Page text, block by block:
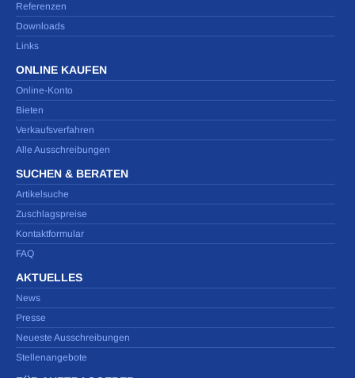
Referenzen
Downloads
Links
ONLINE KAUFEN
Online-Konto
Bieten
Verkaufsverfahren
Alle Ausschreibungen
SUCHEN & BERATEN
Artikelsuche
Zuschlagspreise
Kontaktformular
FAQ
AKTUELLES
News
Presse
Neueste Ausschreibungen
Stellenangebote